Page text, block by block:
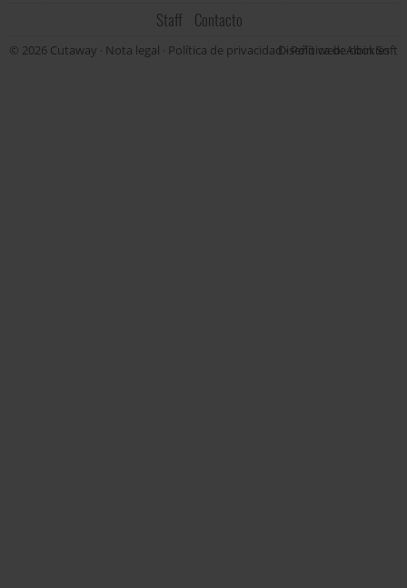
Staff Contacto
© 2026 Cutaway · Nota legal · Política de privacidad·Política de cookies
Diseño web: Albin Soft